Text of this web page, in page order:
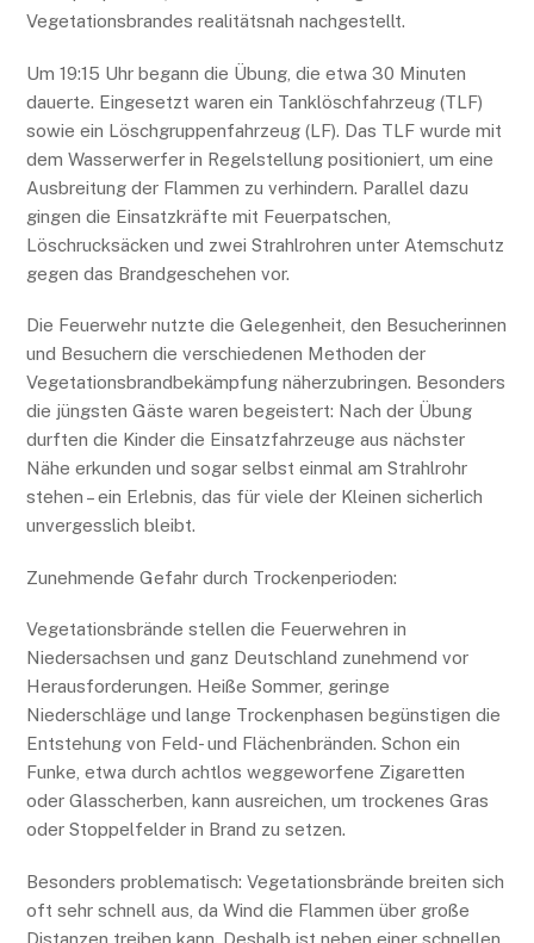
Vegetationsbrandes realitätsnah nachgestellt.
Um 19:15 Uhr begann die Übung, die etwa 30 Minuten
dauerte. Eingesetzt waren ein Tanklöschfahrzeug (TLF)
sowie ein Löschgruppenfahrzeug (LF). Das TLF wurde mit
dem Wasserwerfer in Regelstellung positioniert, um eine
Ausbreitung der Flammen zu verhindern. Parallel dazu
gingen die Einsatzkräfte mit Feuerpatschen,
Löschrucksäcken und zwei Strahlrohren unter Atemschutz
gegen das Brandgeschehen vor.
Die Feuerwehr nutzte die Gelegenheit, den Besucherinnen
und Besuchern die verschiedenen Methoden der
Vegetationsbrandbekämpfung näherzubringen. Besonders
die jüngsten Gäste waren begeistert: Nach der Übung
durften die Kinder die Einsatzfahrzeuge aus nächster
Nähe erkunden und sogar selbst einmal am Strahlrohr
stehen – ein Erlebnis, das für viele der Kleinen sicherlich
unvergesslich bleibt.
Zunehmende Gefahr durch Trockenperioden:
Vegetationsbrände stellen die Feuerwehren in
Niedersachsen und ganz Deutschland zunehmend vor
Herausforderungen. Heiße Sommer, geringe
Niederschläge und lange Trockenphasen begünstigen die
Entstehung von Feld- und Flächenbränden. Schon ein
Funke, etwa durch achtlos weggeworfene Zigaretten
oder Glasscherben, kann ausreichen, um trockenes Gras
oder Stoppelfelder in Brand zu setzen.
Besonders problematisch: Vegetationsbrände breiten sich
oft sehr schnell aus, da Wind die Flammen über große
Distanzen treiben kann. Deshalb ist neben einer schnellen